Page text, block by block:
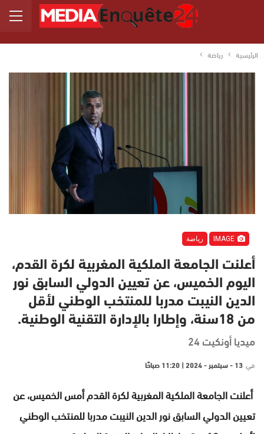
الرئيسية رياضة
رياضة
أعلنت الجامعة الملكية المغربية لكرة القدم،
اليوم الخميس، عن تعيين الدولي السابق نور
الدين النيبت مدربا للمنتخب الوطني لأقل
من 18سنة، وإطارا بالإدارة التقنية الوطنية.
ميديا أونكيت 24
في 13 - سبتمبر - 2024 | 11:20 صباحًا
أعلنت الجامعة الملكية المغربية لكرة القدم أمس الخميس، عن
تعيين الدولي السابق نور الدين النيبت مدربا للمنتخب الوطني